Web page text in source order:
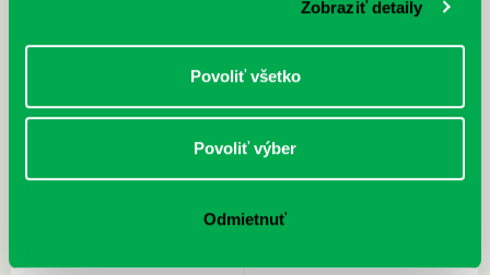
Zobraziť detaily
Povoliť všetko
Povoliť výber
Odmietnuť
Rudź, Przemyslaw: Atlas hviezd:
Hardy, Paula: Japonsko na tanieri: